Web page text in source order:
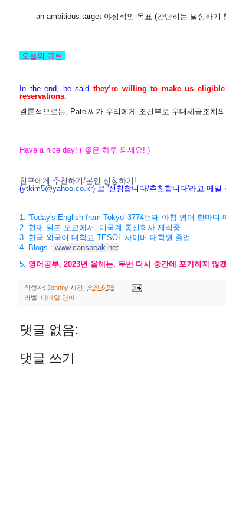
- an ambitious target 야심적인 목표 (간단히는 달성하기
오늘의 표현
In the end, he said they’re willing to make us
reservations.
결론적으로는, Patel씨가 우리에게 조건부로 우대세금조치
Have a nice day! ( 좋은 하루 되세요! )
친구에게 추천하기/본인 신청하기!
(ytkim5@yahoo.co.kr) 로 '신청합니다/추천합니다'라고 메일
1. 'Today's English from Tokyo' 3774번째 아침 영어 한마디
2. 현재 일본 도쿄에서, 미국계 통신회사 재직중.
3. 한국 외국어 대학교 TESOL 사이버 대학원 졸업.
4. Blogs : www.canspeak.net
5. 영어공부, 2023년 올해는, 두번 다시 중간에 포기하지 않
작성자: Johnny 시간: 오전 6:59
라벨: 이메일 영어
댓글 없음:
댓글 쓰기